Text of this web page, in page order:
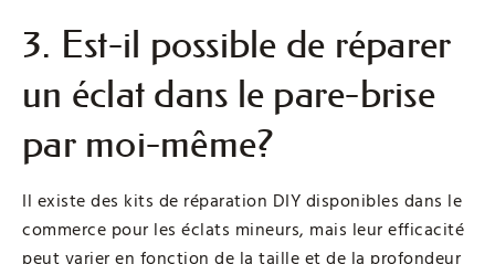
3. Est-il possible de réparer
un éclat dans le pare-brise
par moi-même?
Il existe des kits de réparation DIY disponibles dans le
commerce pour les éclats mineurs, mais leur efficacité
peut varier en fonction de la taille et de la profondeur